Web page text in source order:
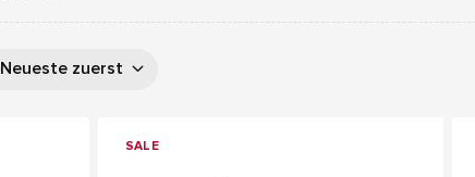
Neueste zuerst
SALE